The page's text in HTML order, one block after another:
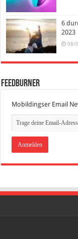
6
2023
08/
FeedBurner
Mobildingser Email